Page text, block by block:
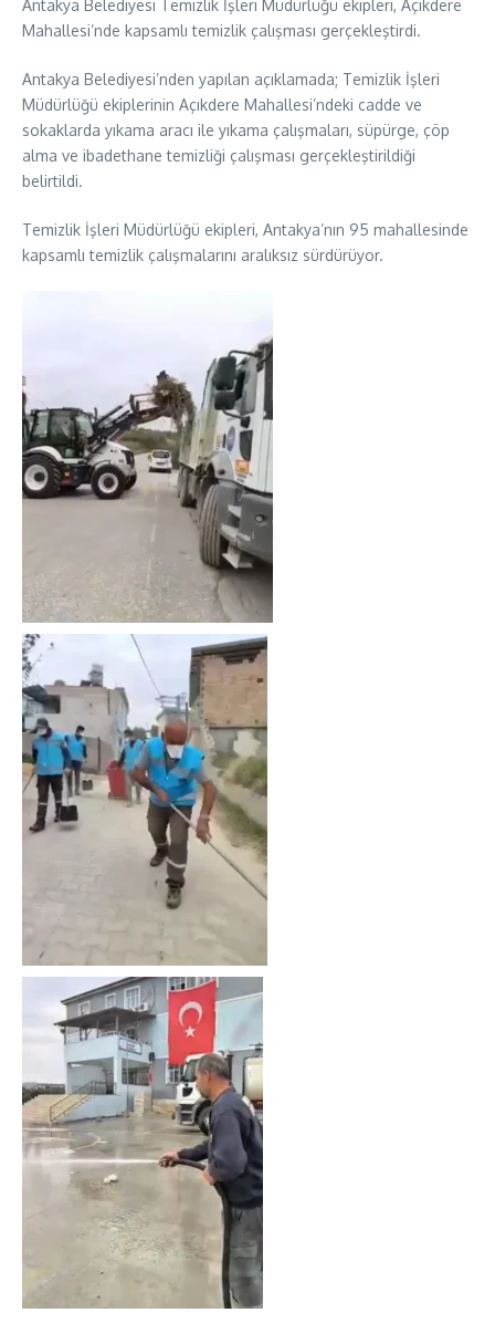
Antakya Belediyesi Temizlik İşleri Müdürlüğü ekipleri, Açıkdere
Mahallesi’nde kapsamlı temizlik çalışması gerçekleştirdi.
Antakya Belediyesi’nden yapılan açıklamada; Temizlik İşleri
Müdürlüğü ekiplerinin Açıkdere Mahallesi’ndeki cadde ve
sokaklarda yıkama aracı ile yıkama çalışmaları, süpürge, çöp
alma ve ibadethane temizliği çalışması gerçekleştirildiği
belirtildi.
Temizlik İşleri Müdürlüğü ekipleri, Antakya’nın 95 mahallesinde
kapsamlı temizlik çalışmalarını aralıksız sürdürüyor.